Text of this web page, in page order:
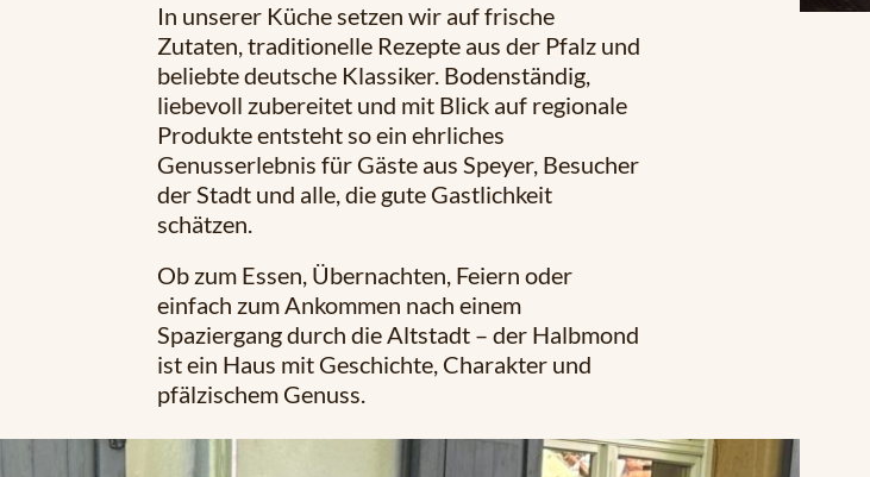
In unserer Küche setzen wir auf frische
Zutaten, traditionelle Rezepte aus der Pfalz und
beliebte deutsche Klassiker. Bodenständig,
liebevoll zubereitet und mit Blick auf regionale
Produkte entsteht so ein ehrliches
Genusserlebnis für Gäste aus Speyer, Besucher
der Stadt und alle, die gute Gastlichkeit
schätzen.
Ob zum Essen, Übernachten, Feiern oder
einfach zum Ankommen nach einem
Spaziergang durch die Altstadt – der Halbmond
ist ein Haus mit Geschichte, Charakter und
pfälzischem Genuss.